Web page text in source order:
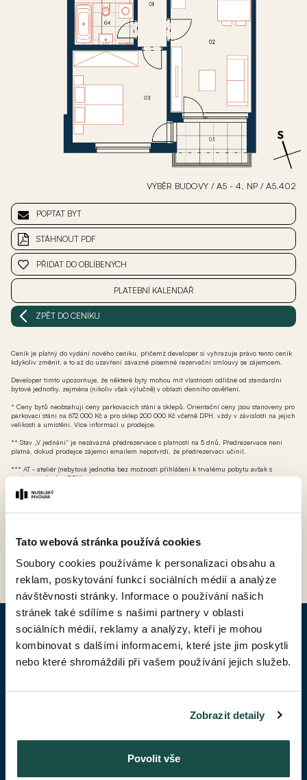
Tato webová stránka používá cookies
Soubory cookies používáme k personalizaci obsahu a
reklam, poskytování funkcí sociálních médií a analýze
návštěvnosti stránky. Informace o používání našich
stránek také sdílíme s našimi partnery v oblasti
sociálních médií, reklamy a analýzy, kteří je mohou
kombinovat s dalšími informacemi, které jste jim poskytli
nebo které shromáždili při vašem používání jejich služeb.
Zobrazit detaily
Povolit vše
VÝBĚR BUDOVY / A5 - 4. NP / A5.402
POPTAT BYT
STÁHNOUT PDF
PŘIDAT DO OBLÍBENÝCH
PLATEBNÍ KALENDÁŘ
ZPĚT DO CENÍKU
Ceník je platný do vydání nového ceníku, přičemž developer si vyhrazuje právo tento ceník
kdykoliv změnit, a to až do uzavření závazné písemné rezervační smlouvy se zájemcem.
Developer tímto upozorňuje, že některé byty mohou mít vlastnosti odlišné od standardní
bytové jednotky, zejména (nikoliv však výlučně) v oblasti denního osvětlení.
* Ceny bytů neobsahují ceny parkovacích stání a sklepů. Orientační ceny jsou stanoveny pro
parkovací stání na 672 000 Kč a pro sklep 200 000 Kč včetně DPH, vždy v závislosti na jejich
velikosti a umístění. Více informací u prodejce.
** Stav „V jednání“ je nezávazná předrezervace s platností na 5 dnů. Předrezervace není
platná, dokud prodejce zájemci emailem nepotvrdí, že předrezervaci učinil.
*** AT - ateliér (nebytová jednotka bez možnosti přihlášení k trvalému pobytu avšak s
možností odpočtu DPH).
POPTAT BYT